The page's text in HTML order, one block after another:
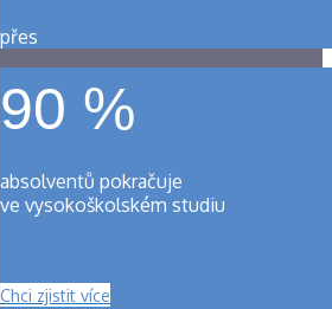
přes
90 %
absolventů pokračuje
ve vysokoškolském studiu
Chci zjistit více